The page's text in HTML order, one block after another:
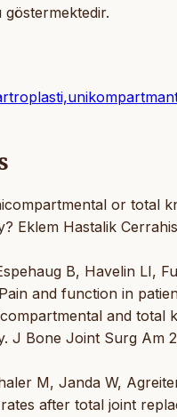
göstermektedir.
or total
Eklem Hastalik
B, Havelin LI,
and function in
and total
J Bone Joint Surg Am
M, Janda W,
after total joint